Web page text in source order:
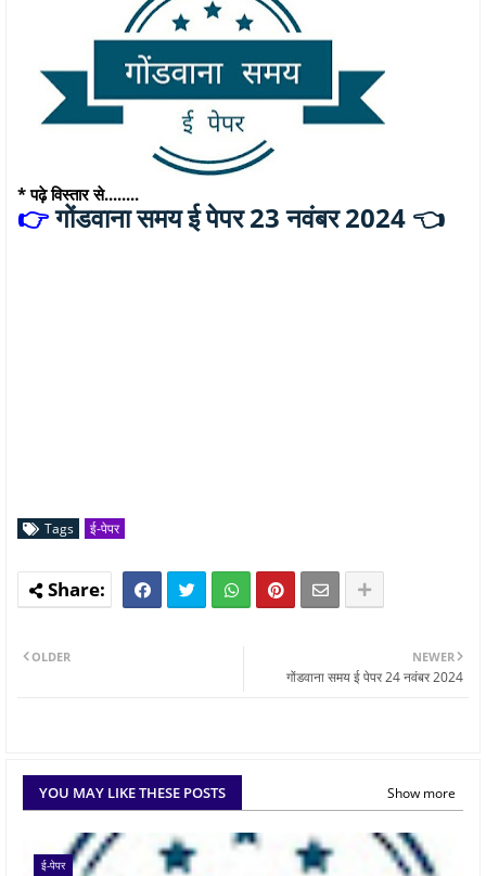
* पढ़े विस्तार से........
👉गोंडवाना समय ई पेपर 23 नवंबर 2024 👈
Tags ई-पेपर
NEWER
गोंडवाना समय ई पेपर 24 नवंबर 2024
OLDER
YOU MAY LIKE THESE POSTS Show more
ई-पेपर